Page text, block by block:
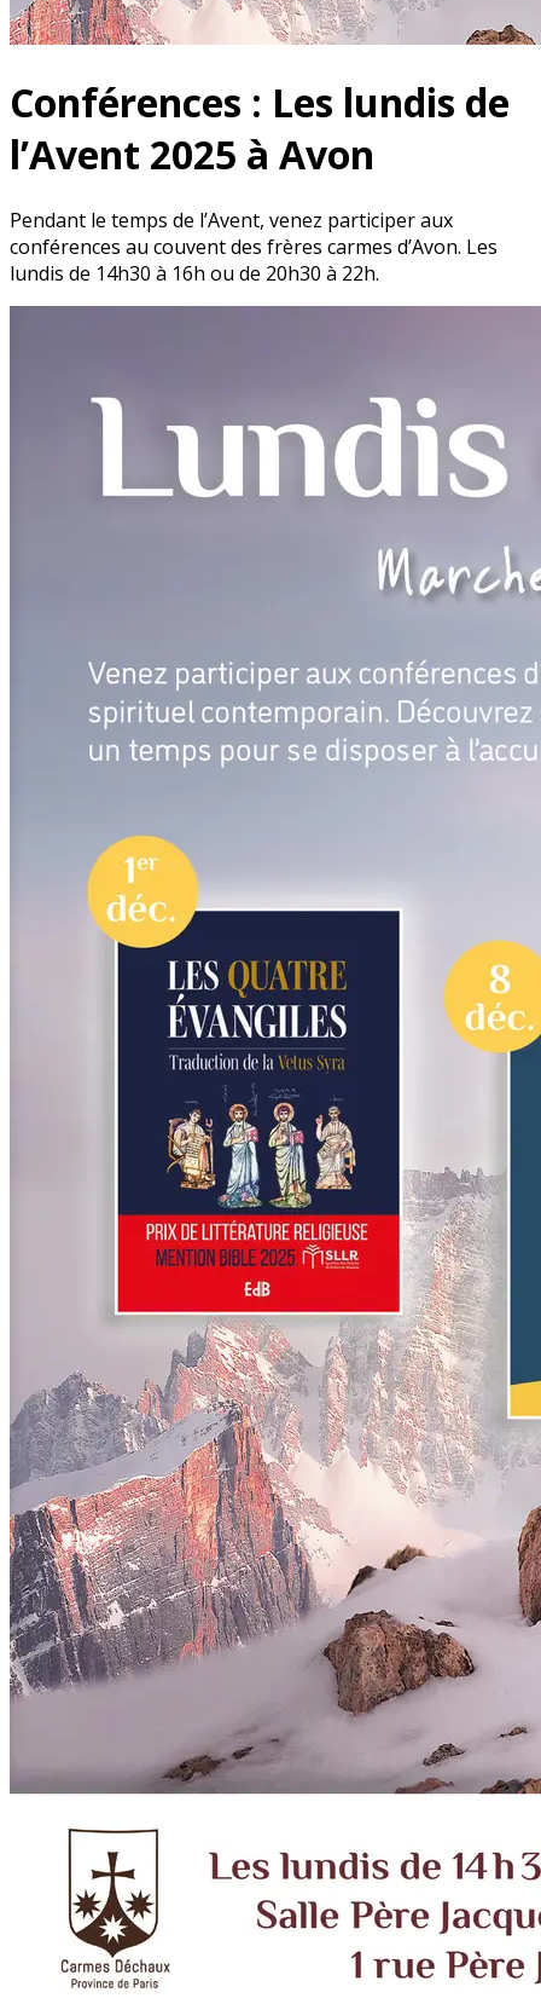
Conférences : Les lundis de
l’Avent 2025 à Avon
Pendant le temps de l’Avent, venez participer aux
conférences au couvent des frères carmes d’Avon. Les
lundis de 14h30 à 16h ou de 20h30 à 22h.